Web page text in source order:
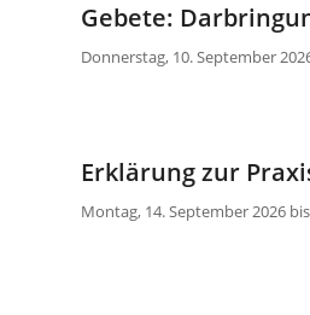
Gebete:
Donnerstag, 10. September
Erklärung zur
Montag, 14. September 2026